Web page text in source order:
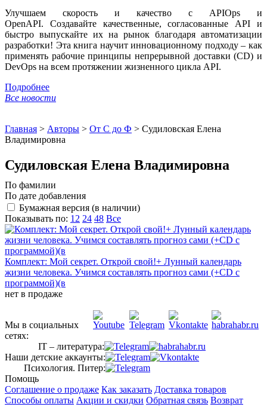
Улучшаем скорость и качество с APIOps и
OpenAPI. Создавайте качественные, согласованные API и
быстро выпускайте их на рынок благодаря автоматизации
разработки! Эта книга научит инновационному подходу – как
применять рабочие принципы непрерывной доставки (CD) и
DevOps на всем протяжении жизненного цикла API.
Подробнее
Все новости
Главная > Авторы > От С до Ф > Судиловская Елена
Владимировна
Судиловская Елена Владимировна
По фамилии
По дате добавления
Бумажная версия (в наличии)
Показывать по: 12 24 48 Все
Комплект: Мой секрет. Открой свой!+ Лунный календарь
жизни человека. Учимся составлять прогноз сами (+СD с
программой)(в
нет в продаже
Мы в социальных
сетях:
IT – литература:
Наши детские аккаунты:
Психология. Питер:
Помощь
Соглашение о продаже Как заказать Доставка товаров
Способы оплаты Акции и скидки Обратная связь Возврат